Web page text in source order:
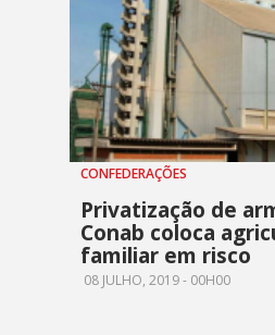
CONFEDERAÇÕES
Privatização de
Conab coloca
familiar em risco
08 JULHO, 2019 - 00H00